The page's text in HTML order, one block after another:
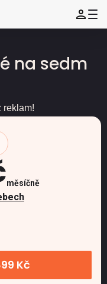
na sedm
reklam!
měsíčně
Kč